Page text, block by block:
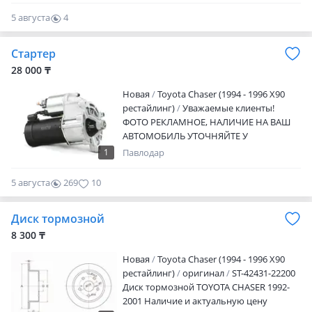
5 августа
4
0
Стартер
28 000 ₸
1
Новая
Toyota Chaser (1994 - 1996 X90
рестайлинг)
Уважаемые клиенты!
ФОТО РЕКЛАМНОЕ, НАЛИЧИЕ НА ВАШ
АВТОМОБИЛЬ УТОЧНЯЙТЕ У
МЕНЕДЖЕРА! У нас в наличии имеются
поставщик запчастей для японских и
Компания осуществляет прямые
поставки автозапчастей с фабрик Китая
и Тайваня без посредников на такие
марки, как Kia, Hyundai, Toyota, Nissan,
Павлодар
5 августа 269 10
Диск тормозной
8 300 ₸
Новая
Toyota Chaser (1994 - 1996 X90
рестайлинг)
оригинал
ST-42431-22200
Диск тормозной TOYOTA CHASER 1992-
2001 Наличие и актуальную цену